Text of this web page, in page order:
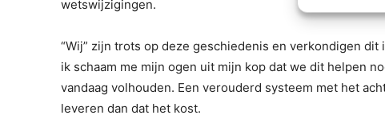
wetswijzigingen.
“Wij” zijn trots op deze geschiedenis en verkondigen
ik schaam me mijn ogen uit mijn kop dat we dit helpen
vandaag volhouden. Een verouderd systeem met het
leveren dan dat het kost.